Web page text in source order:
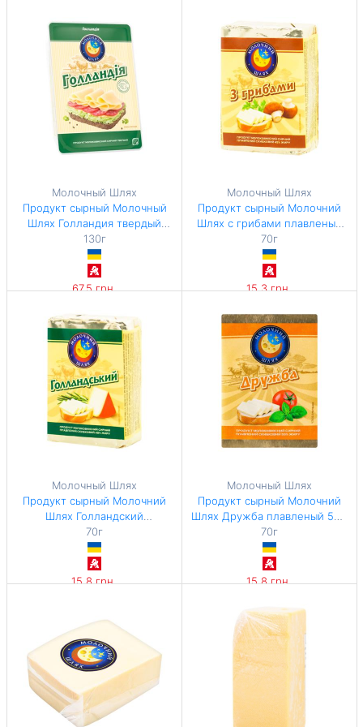
349,38 грн / 1 кг
349,38 грн / 1 кг
Молочный Шлях
Продукт сырный Молочный
Шлях Голландия твердый
ломтиками 45% 130г
130г
67,5 грн
Молочный Шлях
Продукт сырный Молочний
Шлях с грибами плавленый
45% 70г
70г
15,3 грн
Молочный Шлях
Продукт сырный Молочний
Шлях Голландский
плавленый 45% 70г
70г
15,8 грн
Молочный Шлях
Продукт сырный Молочний
Шлях Дружба плавленый 55%
70г
70г
15,8 грн